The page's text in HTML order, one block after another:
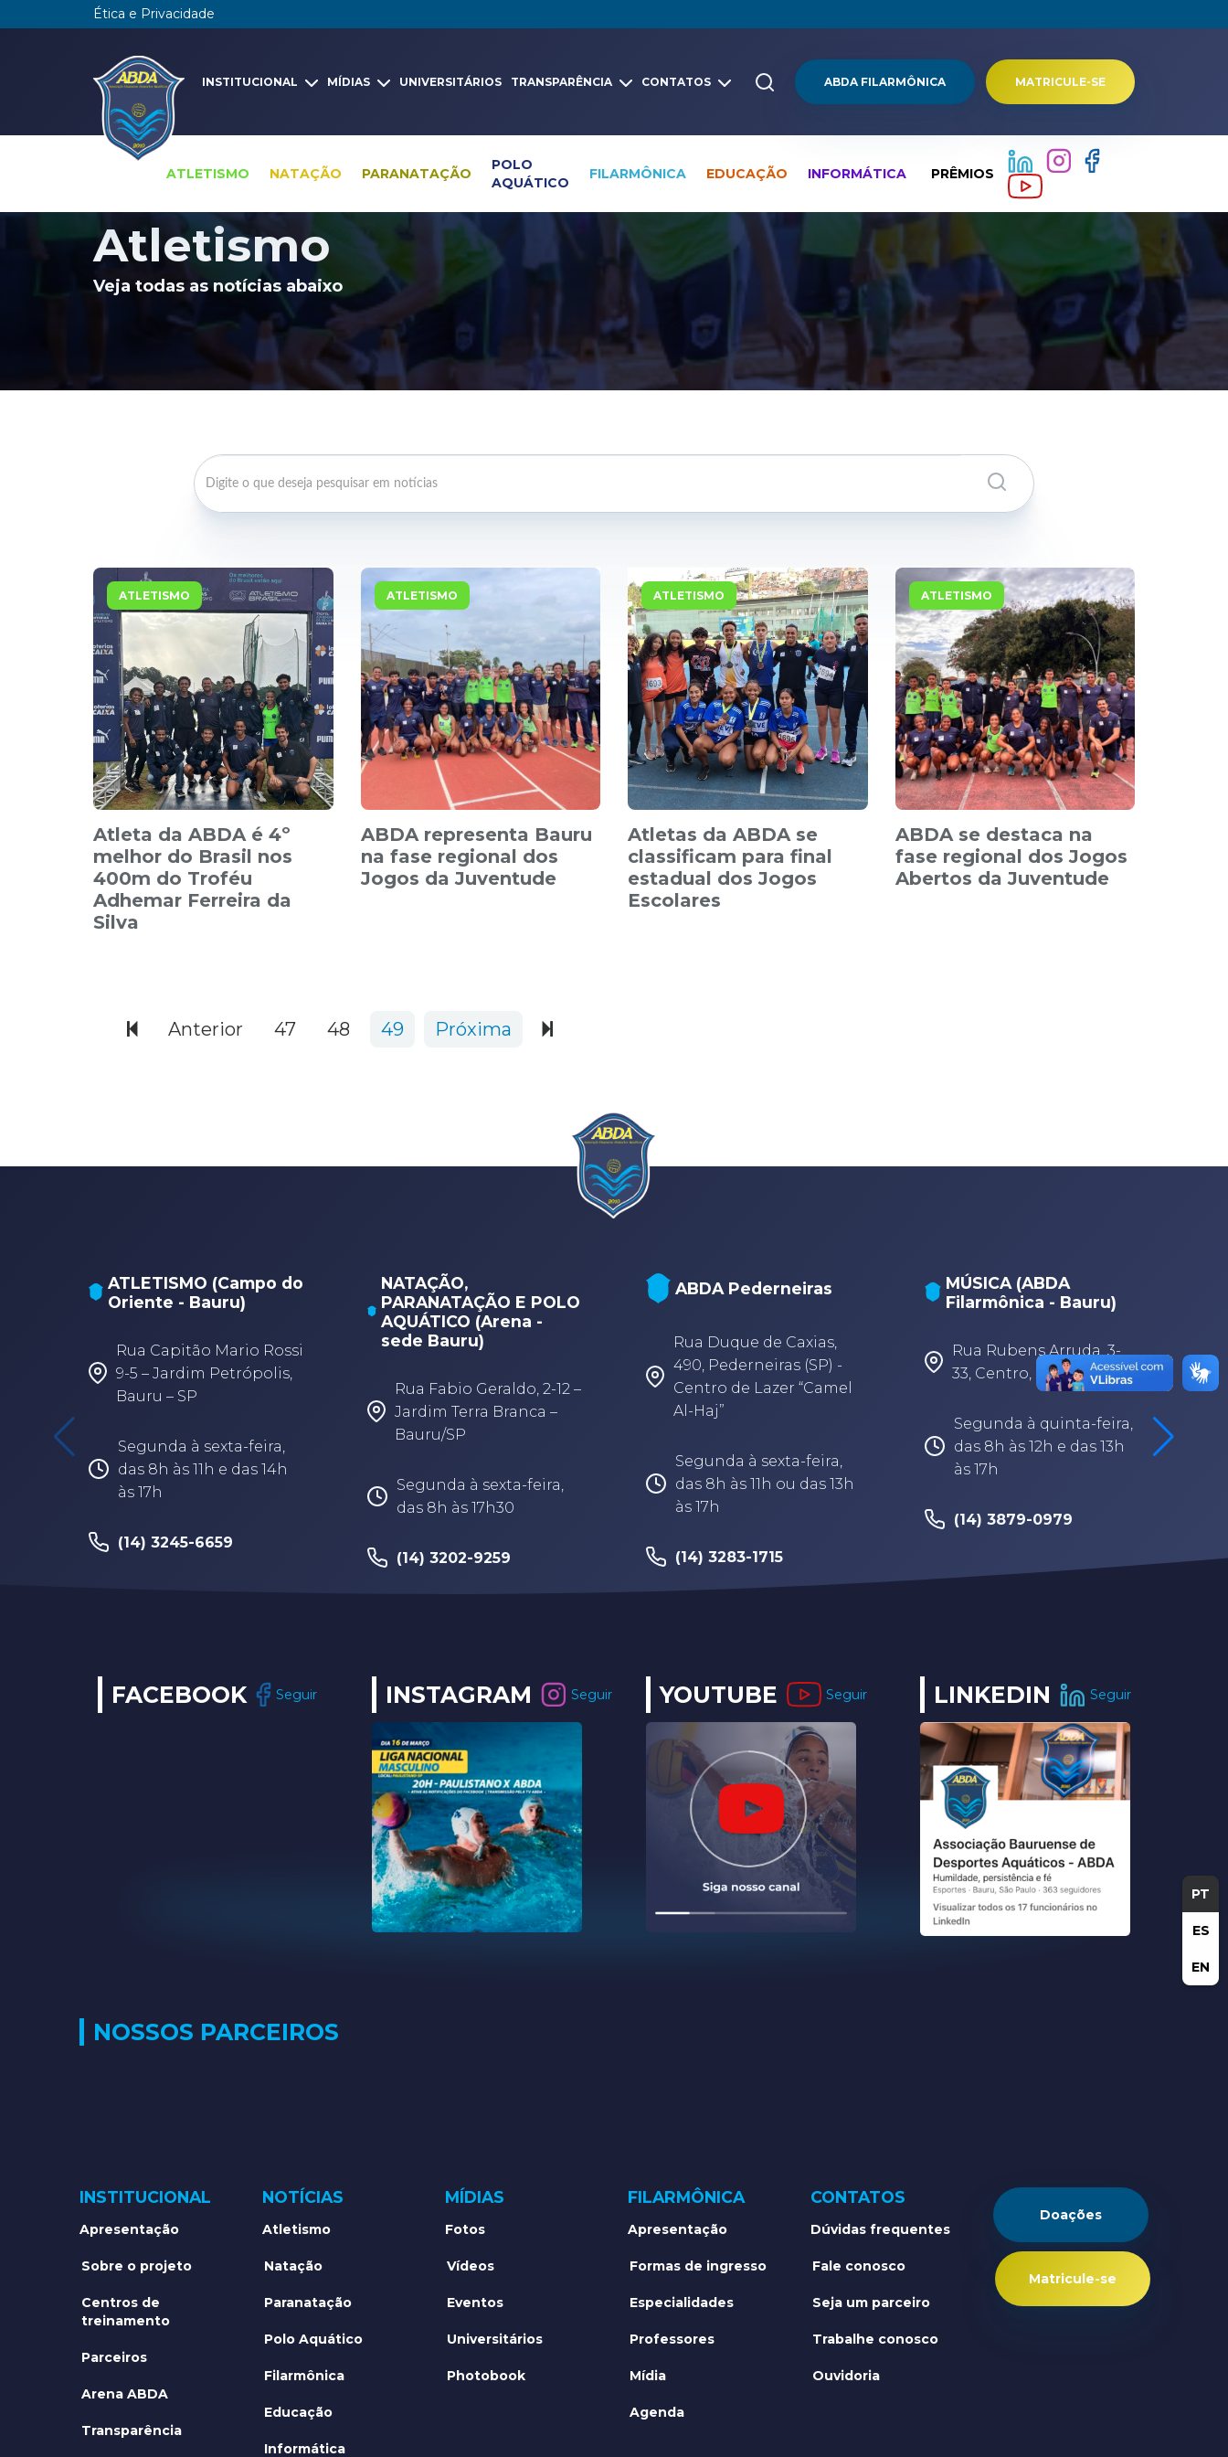
Ética e Privacidade
INSTITUCIONAL MÍDIAS UNIVERSITÁRIOS TRANSPARÊNCIA CONTATOS ABDA FILARMÔNICA MATRICULE-SE
ATLETISMO NATAÇÃO PARANATAÇÃO
POLO
AQUÁTICO
FILARMÔNICA EDUCAÇÃO INFORMÁTICA PRÊMIOS
PT
ES
EN
Pesquisa global Notícias Atletismo
Atletismo
Veja todas as notícias abaixo
ATLETISMO
Atleta da ABDA é 4º
melhor do Brasil nos
400m do Troféu
Adhemar Ferreira da
Silva
ATLETISMO
ABDA representa Bauru
na fase regional dos
Jogos da Juventude
ATLETISMO
Atletas da ABDA se
classificam para final
estadual dos Jogos
Escolares
ATLETISMO
ABDA se destaca na
fase regional dos Jogos
Abertos da Juventude
Anterior 47 48 49 Próxima
ATLETISMO (Campo do
Oriente - Bauru)
Rua Capitão Mario Rossi
9-5 – Jardim Petrópolis,
Bauru – SP
Segunda à sexta-feira,
das 8h às 11h e das 14h
às 17h
(14) 3245-6659
NATAÇÃO,
PARANATAÇÃO E POLO
AQUÁTICO (Arena -
sede Bauru)
Rua Fabio Geraldo, 2-12 –
Jardim Terra Branca –
Bauru/SP
Segunda à sexta-feira,
das 8h às 17h30
(14) 3202-9259
ABDA Pederneiras
Rua Duque de Caxias,
490, Pederneiras (SP) -
Centro de Lazer “Camel
Al-Haj”
Segunda à sexta-feira,
das 8h às 11h ou das 13h
às 17h
(14) 3283-1715
MÚSICA (ABDA
Filarmônica - Bauru)
Rua Rubens Arruda, 3-
33, Centro, Bauru-SP
Segunda à quinta-feira,
das 8h às 12h e das 13h
às 17h
(14) 3879-0979
FACEBOOK Seguir INSTAGRAM Seguir YOUTUBE Seguir LINKEDIN Seguir
NOSSOS PARCEIROS
INSTITUCIONAL
Apresentação
Sobre o projeto
Centros de
treinamento
Parceiros
Arena ABDA
Transparência
NOTÍCIAS
Atletismo
Natação
Paranatação
Polo Aquático
Filarmônica
Educação
Informática
MÍDIAS
Fotos
Vídeos
Eventos
Universitários
Photobook
FILARMÔNICA
Apresentação
Formas de ingresso
Especialidades
Professores
Mídia
Agenda
CONTATOS
Dúvidas frequentes
Fale conosco
Seja um parceiro
Trabalhe conosco
Ouvidoria
Doações
Matricule-se